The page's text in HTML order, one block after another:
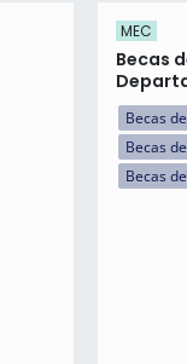
MEC
Becas
Becas
Becas
Becas